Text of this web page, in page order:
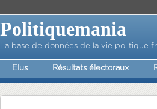
Politiquemania
La base de données de la vie politique
Elus Résultats électoraux